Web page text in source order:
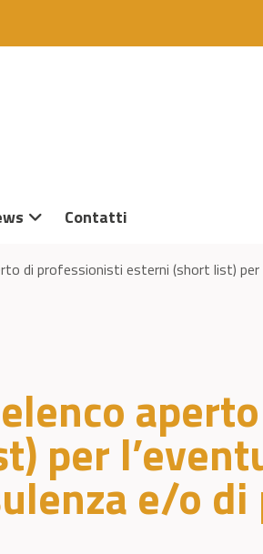
Contatti
di professionisti esterni (short list)
per
e/o